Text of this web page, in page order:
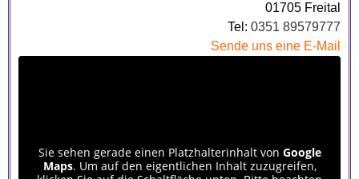
01705 Freital
Tel: 0351 89579777
Sende uns eine E-Mail
Sie sehen gerade einen Platzhalterinhalt von Google
Maps. Um auf den eigentlichen Inhalt zuzugreifen,